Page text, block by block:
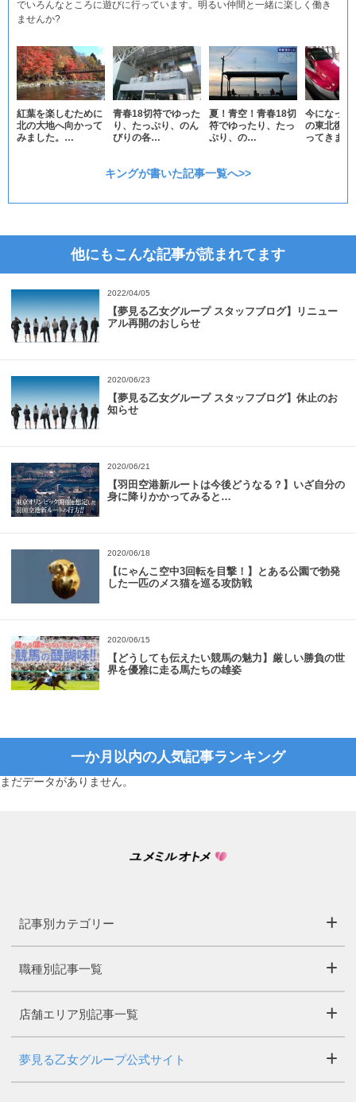
でいろんなところに遊びに行っています。明るい仲間と一緒に楽しく働き
ませんか?
紅葉を楽しむために
北の大地へ向かって
みました。…
青春18切符でゆった
り、たっぷり、のん
びりの各…
夏！青空！青春18切
符でゆったり、たっ
ぷり、の…
今になって
の東北復興
ってきま
キングが書いた記事一覧へ>>
他にもこんな記事が読まれてます
2022/04/05
【夢見る乙女グループ スタッフブログ】リニュー
アル再開のおしらせ
2020/06/23
【夢見る乙女グループ スタッフブログ】休止のお
知らせ
2020/06/21
【羽田空港新ルートは今後どうなる？】いざ自分の
身に降りかかってみると…
2020/06/18
【にゃんこ空中3回転を目撃！】とある公園で勃発
した一匹のメス猫を巡る攻防戦
2020/06/15
【どうしても伝えたい競馬の魅力】厳しい勝負の世
界を優雅に走る馬たちの雄姿
一か月以内の人気記事ランキング
まだデータがありません。
記事別カテゴリー
職種別記事一覧
店舗エリア別記事一覧
夢見る乙女グループ公式サイト